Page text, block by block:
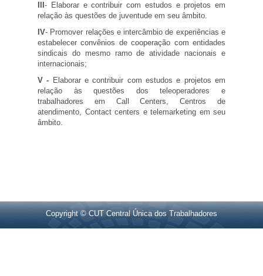
- Elaborar e contribuir com estudos e projetos em
relação às questões de juventude em seu âmbito.
IV- Promover relações e intercâmbio de experiências e
estabelecer convênios de cooperação com entidades
sindicais do mesmo ramo de atividade nacionais e
internacionais;
V - Elaborar e contribuir com estudos e projetos em
relação às questões dos teleoperadores e
trabalhadores em Call Centers, Centros de
atendimento, Contact centers e telemarketing em seu
âmbito.
Copyright © CUT Central Única dos Trabalhadores